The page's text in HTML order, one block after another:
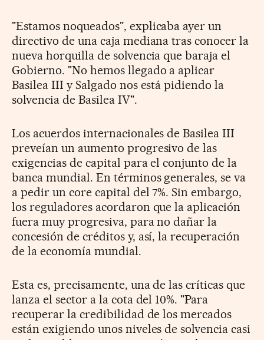
"Estamos noqueados", explicaba ayer un
directivo de una caja mediana tras conocer la
nueva horquilla de solvencia que baraja el
Gobierno. "No hemos llegado a aplicar
Basilea III y Salgado nos está pidiendo la
solvencia de Basilea IV".
Los acuerdos internacionales de Basilea III
preveían un aumento progresivo de las
exigencias de capital para el conjunto de la
banca mundial. En términos generales, se va
a pedir un core capital del 7%. Sin embargo,
los reguladores acordaron que la aplicación
fuera muy progresiva, para no dañar la
concesión de créditos y, así, la recuperación
de la economía mundial.
Esta es, precisamente, una de las críticas que
lanza el sector a la cota del 10%. "Para
recuperar la credibilidad de los mercados
están exigiendo unos niveles de solvencia casi